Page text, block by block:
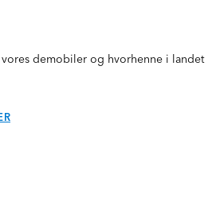
demobiler og hvorhenne i landet